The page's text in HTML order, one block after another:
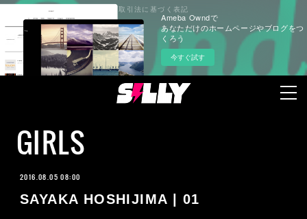
Ameba Owndで
あなただけのホームページやブログをつ
くろう
今すぐ試す
GIRLS
2016.08.05 08:00
SAYAKA HOSHIJIMA | 01
プライバシーポリシー 特定商取引法に基づく表記